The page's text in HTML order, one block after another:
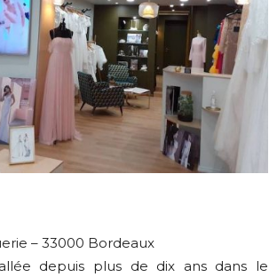
– 33000 Bordeaux
depuis plus de dix ans dans le